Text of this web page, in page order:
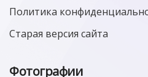
Политика
Старая версия сайта
Фотографии